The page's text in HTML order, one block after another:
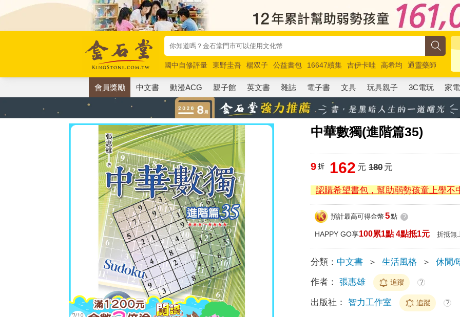
國中自修評量 東野圭吾 楊双子 公益書包 16647續集 吉伊卡哇 高希均
通靈藥師
唯紅花綻放
奧德賽 路邊攤新作 馬斯克 玩具總動員5 超慢跑
會員獎勵 中文書 動漫ACG 親子館 英文書 雜誌 電子書 文具 玩具親子 3C電玩 家電
中華數獨(進階篇35)
9 折 162 元 180元
認購希望書包，幫助弱勢孩童上學不
預計最高可得金幣 5點 ?
HAPPY GO享100累1點 4點抵1元 折抵無
分類： 中文書 ＞ 生活風格 ＞ 休閒/
作者： 張惠雄 追蹤 ?
出版社： 智力工作室 追蹤 ?